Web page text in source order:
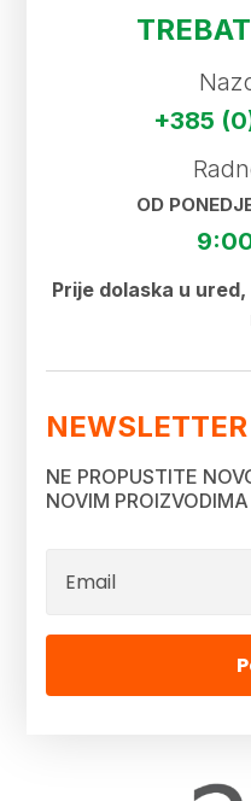
+385
OD
Prije dolaska u
NEWSLETTER
NE PROPUSTITE
NOVIM PROIZVODIMA